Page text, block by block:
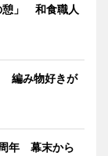
憩」 和食職人
編み物好きが
年 幕末から